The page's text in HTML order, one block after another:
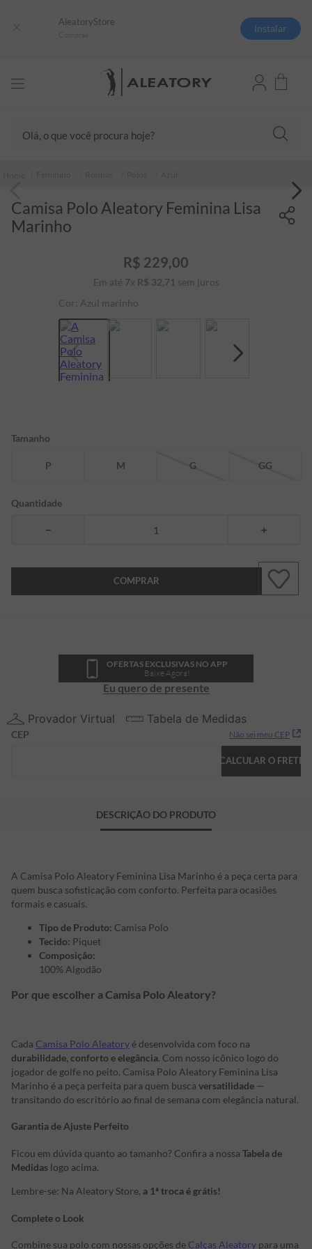
AleatoryStore
Instalar
Camisa Polo Aleatory Feminina Lisa
Marinho
R$ 229,00
Em até 7x R$ 32,71 sem juros
Cor: Azul marinho
Tamanho
P M G GG
Quantidade
＋
－
COMPRAR
OFERTAS EXCLUSIVAS NO APP
Baixe Agora!
Eu quero de presente
Provador Virtual Tabela de Medidas
CEP Não sei meu CEP
CALCULAR O FRETE
DESCRIÇÃO DO PRODUTO
A Camisa Polo Aleatory Feminina Lisa Marinho é a peça certa para
quem busca sofisticação com conforto. Perfeita para ocasiões
formais e casuais.
Tipo de Produto: Camisa Polo
Tecido: Piquet
Composição:
100% Algodão
Por que escolher a Camisa Polo Aleatory?
Cada Camisa Polo Aleatory é desenvolvida com foco na
durabilidade, conforto e elegância. Com nosso icônico logo do
jogador de golfe no peito, Camisa Polo Aleatory Feminina Lisa
Marinho é a peça perfeita para quem busca versatilidade —
transitando do escritório ao final de semana com elegância natural.
Garantia de Ajuste Perfeito
Ficou em dúvida quanto ao tamanho? Confira a nossa Tabela de
Medidas logo acima.
Lembre-se: Na Aleatory Store, a 1ª troca é grátis!
Complete o Look
Combine sua polo com nossas opções de Calças Aleatory para uma
2
camiseta listrada
4º
jaqueta
5º
camiseta
7º
bermuda